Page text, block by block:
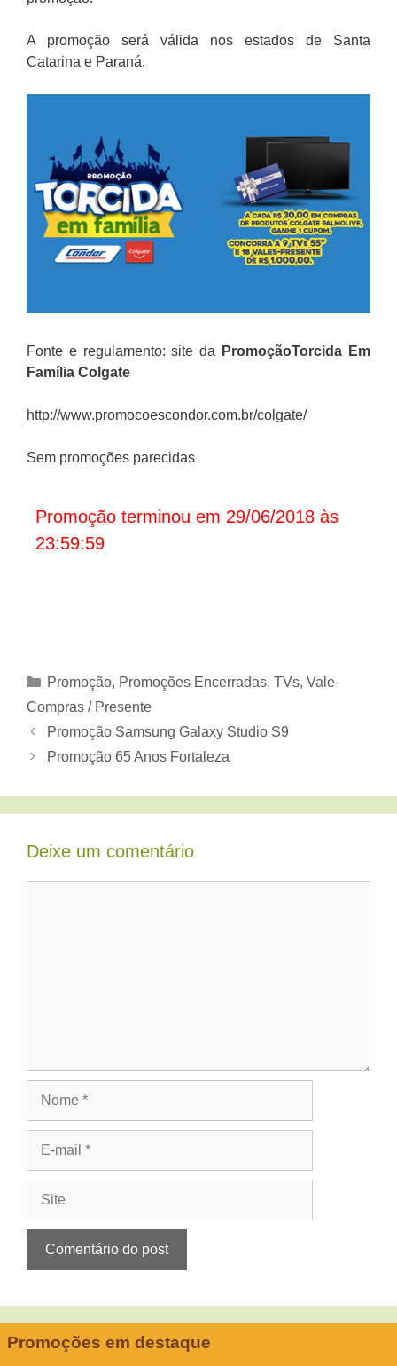
A promoção será válida nos estados de Santa
Catarina e Paraná.
Fonte e regulamento: site da PromoçãoTorcida Em
Família Colgate
http://www.promocoescondor.com.br/colgate/
Sem promoções parecidas
Promoção terminou em 29/06/2018 às
23:59:59
Categorias
Promoção, Promoções Encerradas, TVs, Vale-
Compras / Presente
Promoção Samsung Galaxy Studio S9
Promoção 65 Anos Fortaleza
Deixe um comentário
Promoções em destaque